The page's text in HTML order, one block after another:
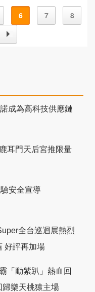
6 7
8
成為高科技供應鏈
耳門天后宮推限量
安全宣導
全台巡迴展熱烈
好評再加場
「動紫趴」熱血回
歸樂天桃猿主場